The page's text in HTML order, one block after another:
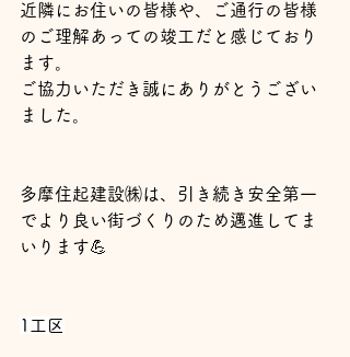
近隣にお住いの皆様や、ご通行の皆様
のご理解あっての竣工だと感じており
ます。
ご協力いただき誠にありがとうござい
ました。
多摩住起建設㈱は、引き続き安全第一
でより良い街づくりのため邁進してま
いります💪
1工区